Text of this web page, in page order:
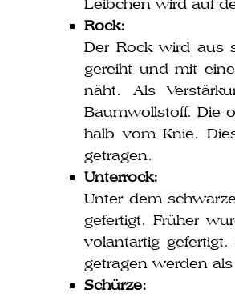
Leibchen wird auf
Rock:
Der Rock wird aus
gereiht und mit
näht. Als
Baumwollstoff. Die
halb vom Knie.
getragen.
Unterrock:
Unter dem
gefer­tigt. Früher
volant­ar­tig
getra­gen wer­den
Schürze: